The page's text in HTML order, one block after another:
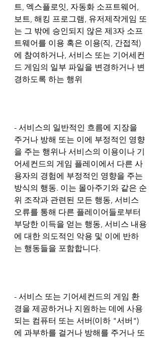
트, 엑스플로잇, 자동화 소프트웨어,
보트, 해킹 프로그램, 유저제작게임 또
는 그 밖에 승인되지 않은 제3자 소프
트웨어를 이용 혹은 이용(직, 간접적)
에 참여하거나, 서비스 또는 기어세컨
드 게임의 일부 파일을 변경하거나 변
경하도록 하는 행위
- 서비스의 일반적인 흐름에 지장을
주거나 방해 또는 이에 부정적인 영향
을 주는 행위나 서비스의 이용이나 기
어세컨드의 게임 플레이에서 다른 사
용자의 경험에 부정적인 영향을 주는
방식의 행동. 이는 몰아주기와 같은 순
위 조작과 관련된 모든 행동, 서비스
오류를 통해 다른 플레이어들로부터
부당한 이득을 얻는 행동, 서비스 내용
에 대한 의도적인 악용 및 이에 반하
는 행동들을 포함합니다.
- 서비스 또는 기어세컨드의 게임 환
경을 제공하거나 지원하는 데에 사용
되는 컴퓨터 또는 서버(이하 "서버")
에 과부하를 걸거나 방해를 주거나 또